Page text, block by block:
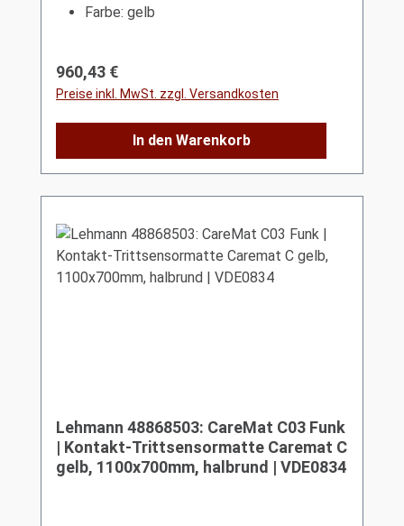
Farbe: gelb
Regulärer Preis:
960,43 €
Preise inkl. MwSt. zzgl. Versandkosten
In den Warenkorb
Lehmann 48868503: CareMat C03 Funk
| Kontakt-Trittsensormatte Caremat C
gelb, 1100x700mm, halbrund | VDE0834